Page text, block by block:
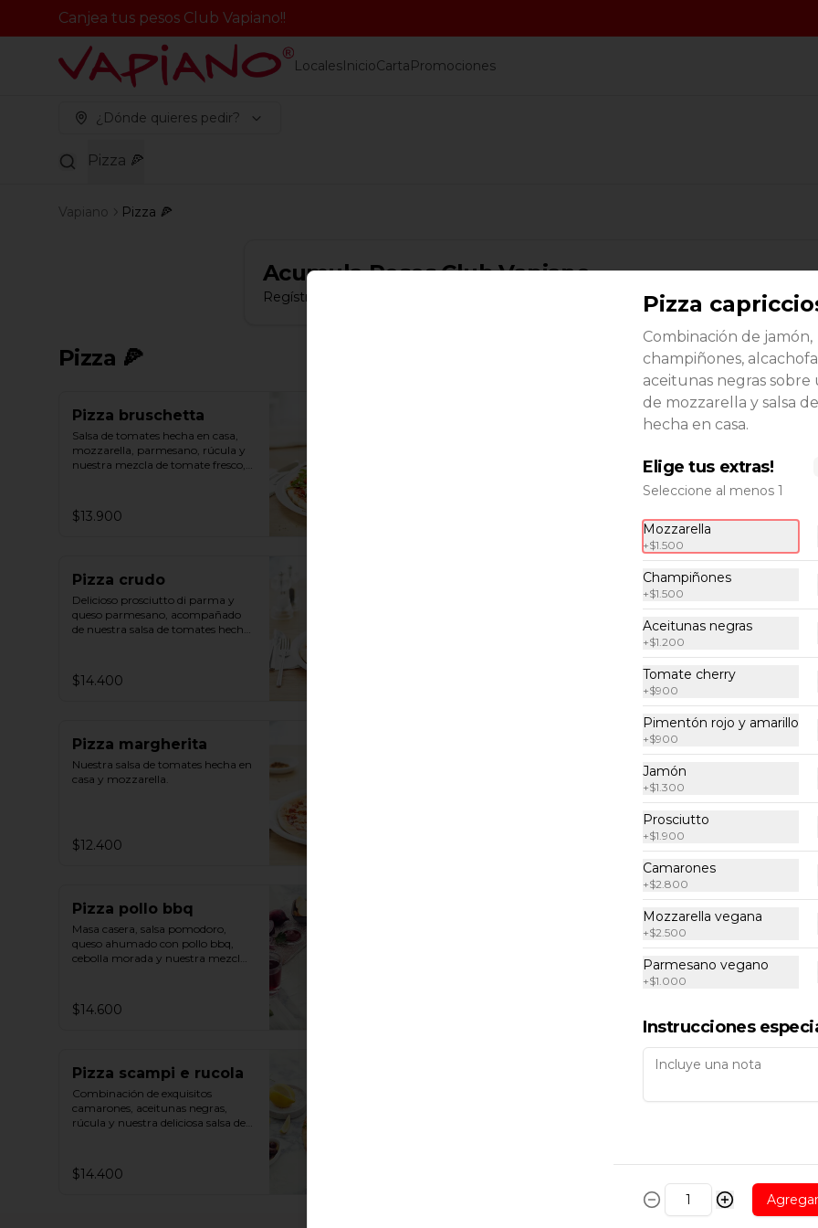
Canjea tus pesos Club Vapiano!!
LocalesInicioCartaPromociones
¿Dónde quieres pedir?
Pizza 🍕
Vapiano Pizza 🍕
AcumulaPesos Club Vapiano
Regístrate, gana puntos con tus compras y canjealos por productos y más
Pizza 🍕
Pizza bruschetta
Salsa de tomates hecha en casa,
mozzarella, parmesano, rúcula y
nuestra mezcla de tomate fresco,
$13.900
Pizza crudo
Delicioso prosciutto di parma y
queso parmesano, acompañado
de nuestra salsa de tomates hecha
$14.400
Pizza margherita
Nuestra salsa de tomates hecha en
casa y mozzarella.
$12.400
Pizza pollo bbq
Masa casera, salsa pomodoro,
queso ahumado con pollo bbq,
cebolla morada y nuestra mezcla
$14.600
Pizza scampi e rucola
Combinación de exquisitos
camarones, aceitunas negras,
rúcula y nuestra deliciosa salsa de
$14.400
Pizza
Combinación de jamón,
champiñones,
aceitunas negras sobre
de mozzarella y salsa
hecha en casa.
Elige tus extras!
Seleccione al menos 1
Mozzarella
+$1.500
Champiñones
+$1.500
Aceitunas negras
+$1.200
Tomate cherry
+$900
Pimentón rojo y amarillo
+$900
Jamón
+$1.300
Prosciutto
+$1.900
Camarones
+$2.800
Mozzarella vegana
+$2.500
Parmesano vegano
+$1.000
Instrucciones
Agregar